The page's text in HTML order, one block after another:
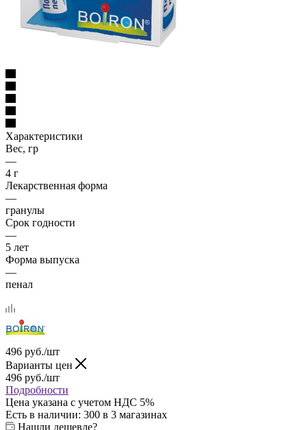
Характеристики
Вес, гр
—
4 г
Лекарственная форма
—
гранулы
Срок годности
—
5 лет
Форма выпуска
—
пенал
496 руб./шт
Варианты цен
496 руб./шт
Подробности
Цена указана с учетом НДС 5%
Есть в наличии: 300 в 3 магазинах
Нашли дешевле?